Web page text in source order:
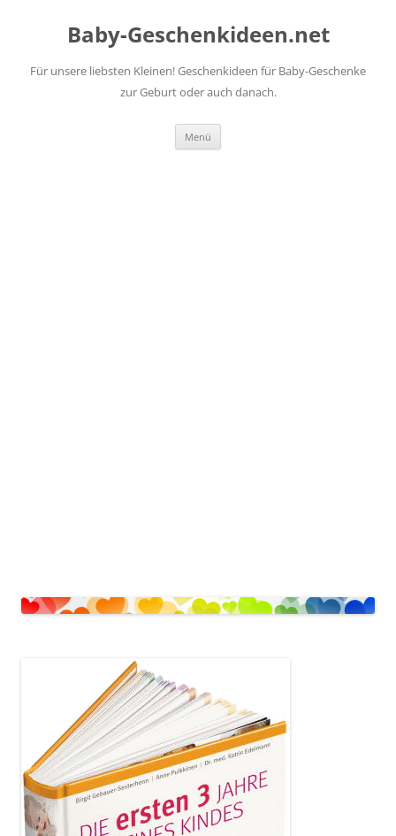
springenBaby-Geschenkideen.net
Für unsere liebsten Kleinen! Geschenkideen für Baby-Geschenke
zur Geburt oder auch danach.
Menü